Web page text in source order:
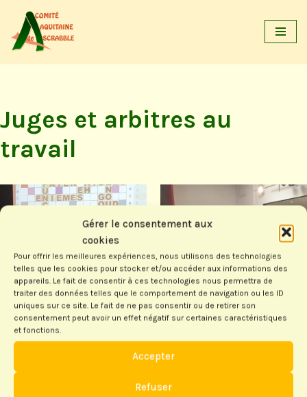
Gérer le consentement aux
cookies
Pour offrir les meilleures expériences, nous utilisons des technologies
telles que les cookies pour stocker et/ou accéder aux informations des
appareils. Le fait de consentir à ces technologies nous permettra de
traiter des données telles que le comportement de navigation ou les ID
uniques sur ce site. Le fait de ne pas consentir ou de retirer son
consentement peut avoir un effet négatif sur certaines caractéristiques
et fonctions.
Accepter
Refuser
Aller
au
Juges et arbitres au
travail